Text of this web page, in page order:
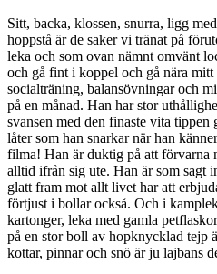
Sitt, backa, klossen, snurra, ligg
hoppstå är de saker vi tränat på
leka och som ovan nämnt omvänt
och gå fint i koppel och gå nära
socialträning, balansövningar och
på en månad. Han har stor
svansen med den finaste vita tippen
låter som han snarkar när han
filma! Han är duktig på att förvarna
alltid ifrån sig ute. Han är som sagt
glatt fram mot allt livet har att
förtjust i bollar också. Och i
kartonger, leka med gamla
på en stor boll av hopknycklad tejp
kottar, pinnar och snö är ju lajbans